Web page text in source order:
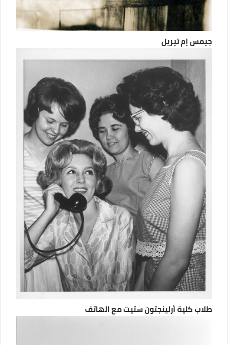
جيمس إم تيريل
طلاب كلية أرلينجتون ستيت مع الهاتف